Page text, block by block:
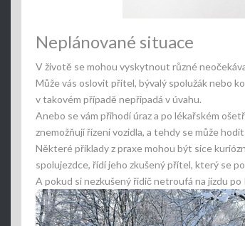
Neplánované situace
V životě se mohou vyskytnout různé
Může vás oslovit přítel, bývalý spolužák nebo
v takovém případě nepřipadá v úvahu.
Anebo se vám přihodí úraz a po lékařském
znemožňují řízení vozidla, a tehdy se může
Některé příklady z praxe mohou být sice
spolujezdce, řídí jeho zkušený přítel, který se
A pokud si nezkušený řidič netroufá na jízdu